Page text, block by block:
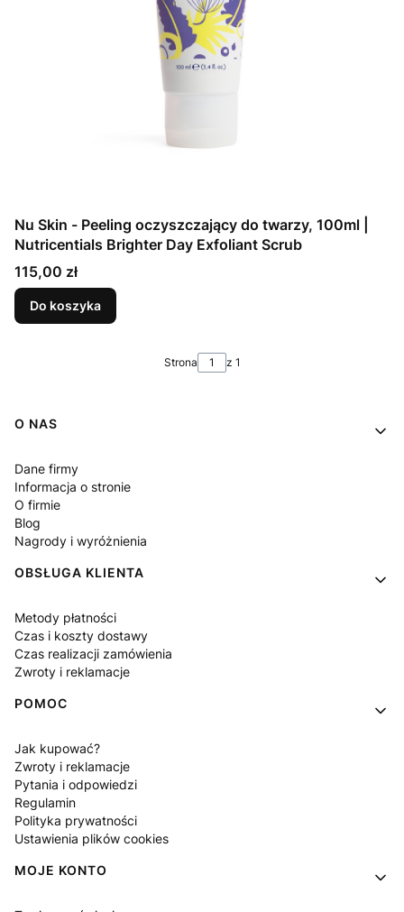
Nu Skin - Peeling oczyszczający do twarzy, 100ml |
Nutricentials Brighter Day Exfoliant Scrub
Cena
115,00 zł
Do koszyka
Strona z 1
Linki w stopce
O NAS
Dane firmy
Informacja o stronie
O firmie
Blog
Nagrody i wyróżnienia
OBSŁUGA KLIENTA
Metody płatności
Czas i koszty dostawy
Czas realizacji zamówienia
Zwroty i reklamacje
POMOC
Jak kupować?
Zwroty i reklamacje
Pytania i odpowiedzi
Regulamin
Polityka prywatności
Ustawienia plików cookies
MOJE KONTO